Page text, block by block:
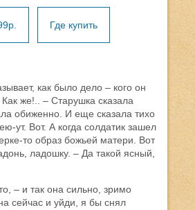
Где купить
как было дело – кого он
же!.. – Старушка сказала
обиженно. И еще сказала тихо
ут. Вот. А когда солдатик зашел
то образ божьей матери. Вот
ладошку. – Да такой ясный,
– и так она сильно, зримо
сейчас и уйди, я бы снял